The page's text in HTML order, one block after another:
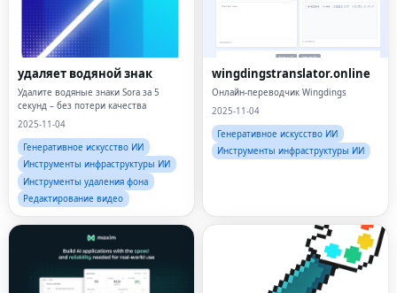
удаляет водяной знак
Удалите водяные знаки Sora за 5
секунд – без потери качества
2025-11-04
Генеративное искусство ИИ
Инструменты инфраструктуры ИИ
Инструменты удаления фона
Редактирование видео
wingdingstranslator.online
Онлайн-переводчик Wingdings
2025-11-04
Генеративное искусство ИИ
Инструменты инфраструктуры ИИ